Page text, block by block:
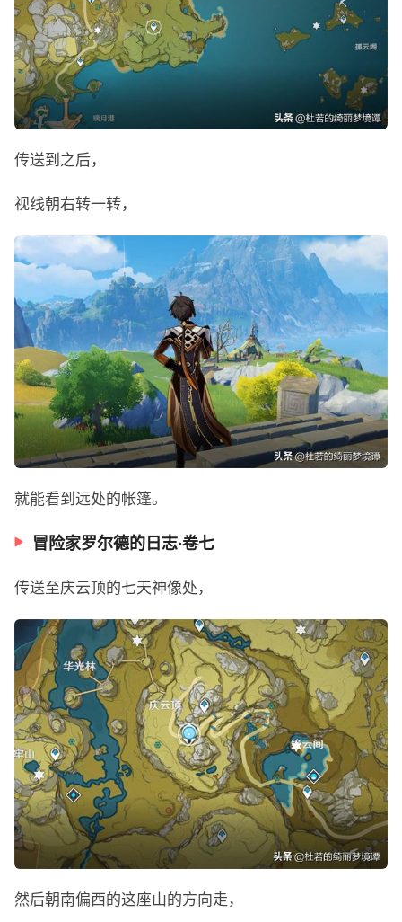
传送到之后，
视线朝右转一转，
就能看到远处的帐篷。
冒险家罗尔德的日志·卷七
传送至庆云顶的七天神像处，
然后朝南偏西的这座山的方向走，